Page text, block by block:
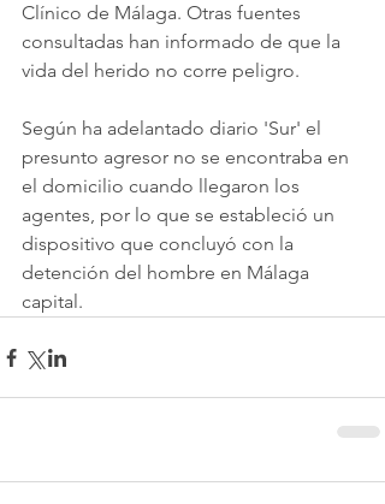
Clínico de Málaga. Otras fuentes
consultadas han informado de que la
vida del herido no corre peligro.
Según ha adelantado diario 'Sur' el
presunto agresor no se encontraba en
el domicilio cuando llegaron los
agentes, por lo que se estableció un
dispositivo que concluyó con la
detención del hombre en Málaga
capital.